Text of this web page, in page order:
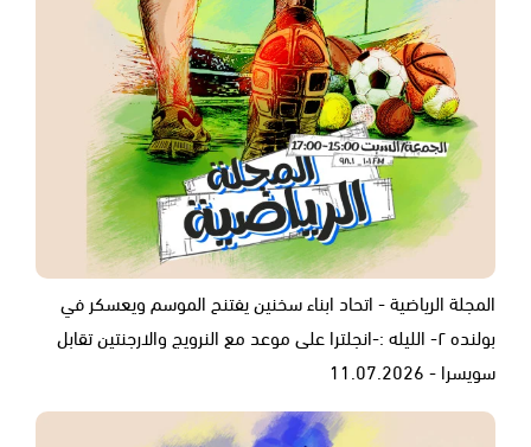
المجلة الرياضية - اتحاد ابناء سخنين يفتنح الموسم ويعسكر في
بولنده ٢- الليله :-انجلترا على موعد مع النرويج والارجنتين تقابل
سويسرا - 11.07.2026